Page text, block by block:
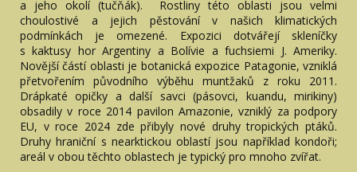
a jeho okolí (tučňák). Rostliny této oblasti jsou velmi
choulostivé a jejich pěstování v našich klimatických
podmínkách je omezené. Expozici dotvářejí skleníčky
s kaktusy hor Argentiny a Bolívie a fuchsiemi J. Ameriky.
Novější částí oblasti je botanická expozice Patagonie, vzniklá
přetvořením původního výběhu muntžaků z roku 2011.
Drápkaté opičky a další savci (pásovci, kuandu, mirikiny)
obsadily v roce 2014 pavilon Amazonie, vzniklý za podpory
EU, v roce 2024 zde přibyly nové druhy tropických ptáků.
Druhy hraniční s nearktickou oblastí jsou například kondoři;
areál v obou těchto oblastech je typický pro mnoho zvířat.